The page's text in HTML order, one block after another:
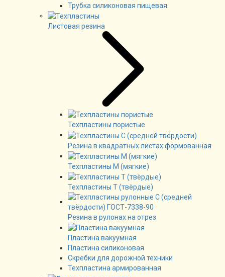
Трубка силиконовая пищевая
Листовая резина
Техпластины пористые
Резина в квадратных листах формованная
Техпластины М (мягкие)
Техпластины Т (твёрдые)
Резина в рулонах на отрез
Пластина вакуумная
Пластина силиконовая
Скребки для дорожной техники
Техпластина армированная